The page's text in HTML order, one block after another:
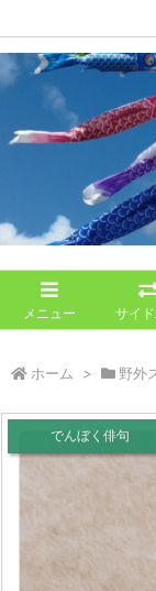
メニュー サイ
ホーム > 野外
でんぼく俳句